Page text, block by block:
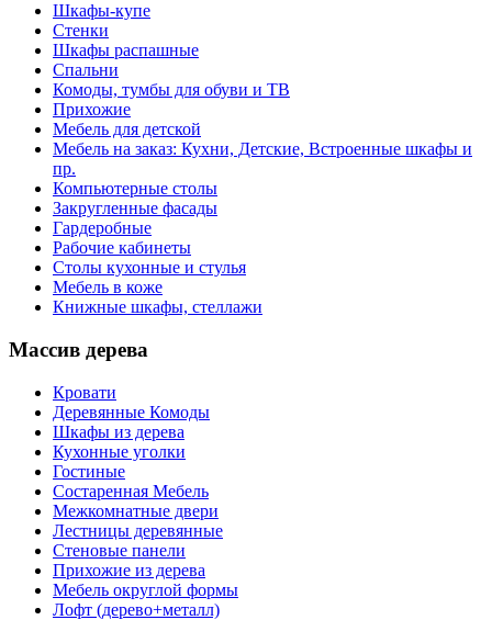
Шкафы-купе
Стенки
Шкафы распашные
Спальни
Комоды, тумбы для обуви и ТВ
Прихожие
Мебель для детской
Мебель на заказ: Кухни, Детские, Встроенные шкафы и
пр.
Компьютерные столы
Закругленные фасады
Гардеробные
Рабочие кабинеты
Столы кухонные и стулья
Мебель в коже
Книжные шкафы, стеллажи
Массив дерева
Кровати
Деревянные Комоды
Шкафы из дерева
Кухонные уголки
Гостиные
Состаренная Мебель
Межкомнатные двери
Лестницы деревянные
Стеновые панели
Прихожие из дерева
Мебель округлой формы
Лофт (дерево+металл)